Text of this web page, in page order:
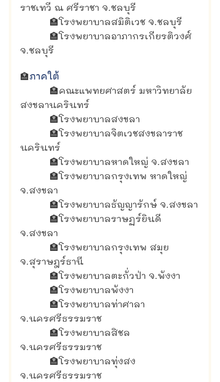
ราชเทวี ณ ศรีราชา จ.ชลบุรี
🏣 โรงพยาบาลสมิติเวช จ.ชลบุรี
🏣 โรงพยาบาลอาภากรเกียรติวงศ์
จ.ชลบุรี
🏣 ภาคใต้
🏣 คณะแพทยศาสตร์ มหาวิทยาลัย
สงขลานครินทร์
🏣 โรงพยาบาลสงขลา
🏣 โรงพยาบาลจิตเวชสงขลาราช
นครินทร์
🏣 โรงพยาบาลหาดใหญ่ จ.สงขลา
🏣 โรงพยาบาลกรุงเทพ หาดใหญ่
จ.สงขลา
🏣 โรงพยาบาลธัญญารักษ์ จ.สงขลา
🏣 โรงพยาบาลราษฏร์ยินดี
จ.สงขลา
🏣 โรงพยาบาลกรุงเทพ สมุย
จ.สุราษฎร์ธานี
🏣 โรงพยาบาลตะกั่วป่า จ.พังงา
🏣 โรงพยาบาลพังงา
🏣 โรงพยาบาลท่าศาลา
จ.นครศรีธรรมราช
🏣 โรงพยาบาลสิชล
จ.นครศรีธรรมราช
🏣 โรงพยาบาลทุ่งสง
จ.นครศรีธรรมราช